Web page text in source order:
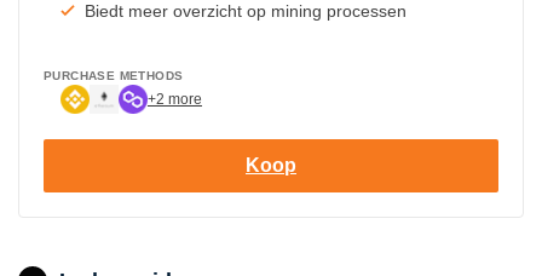
Biedt meer overzicht op mining processen
PURCHASE METHODS
+2 more
Koop